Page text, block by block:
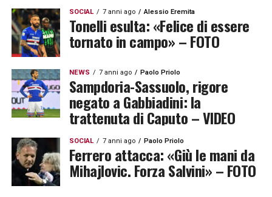
SOCIAL 7 anni ago Alessio Eremita
Tonelli esulta: «Felice di essere
tornato in campo» – FOTO
NEWS 7 anni ago Paolo Priolo
Sampdoria-Sassuolo, rigore
negato a Gabbiadini: la
trattenuta di Caputo – VIDEO
SOCIAL 7 anni ago Paolo Priolo
Ferrero attacca: «Giù le mani da
Mihajlovic. Forza Salvini» – FOTO